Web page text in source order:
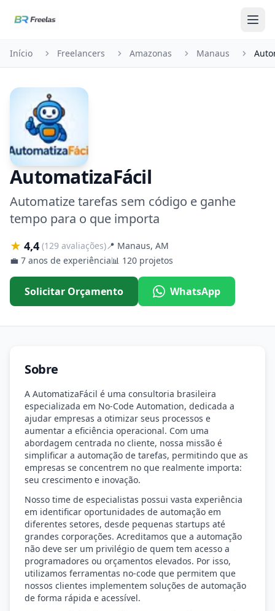
Início Freelancers Amazonas Manaus
AutomatizaFácil
Automatize tarefas sem código e ganhe
tempo para o que importa
★ 4,4 (129 avaliações)📍 Manaus, AM
💼 7 anos de experiência📊 120 projetos
Solicitar Orçamento WhatsApp
Sobre
A AutomatizaFácil é uma consultoria brasileira
especializada em No-Code Automation, dedicada a
ajudar empresas a otimizar seus processos e
aumentar a eficiência operacional. Com uma
abordagem centrada no cliente, nossa missão é
simplificar a automação de tarefas, permitindo que as
empresas se concentrem no que realmente importa:
seu crescimento e inovação.
Nosso time de especialistas possui vasta experiência
em identificar oportunidades de automação em
diferentes setores, desde pequenas startups até
grandes corporações. Acreditamos que a automação
não deve ser um privilégio de quem tem acesso a
programadores ou orçamentos elevados. Por isso,
utilizamos ferramentas no-code que permitem que
nossos clientes implementem soluções de automação
de forma rápida e acessível.